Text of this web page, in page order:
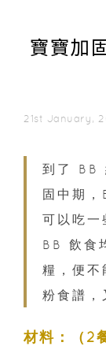
寶寶加
21st January,
到了 BB
固中期，
可以吃一
BB 飲食
糧，便不
粉食譜，
材料： （ 2